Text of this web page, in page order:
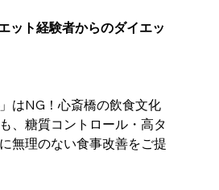
ット経験者からのダイエッ
はNG！心斎橋の飲食文化
、糖質コントロール・高タ
無理のない食事改善をご提